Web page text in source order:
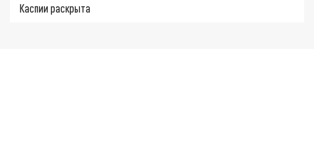
Каспии раскрыта